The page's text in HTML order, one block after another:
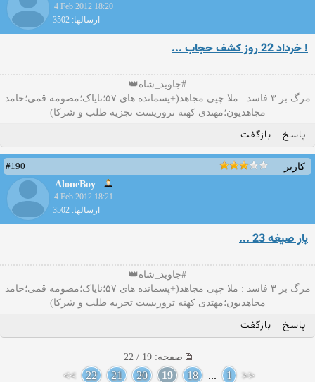
4 Feb 2012 18:20
ارسالها: 3502
! خرداد 22 روز کشف حجاب ...
#جاوید_شاه👑
مرگ بر ۳ فاسد : ملا چپی مجاهد(+پسمانده های ۵۷؛نایاک؛مصومه قمی؛حامد
مجاهدیون؛مهتدی کهنه تروریست تجزیه طلب و شرکا)
پاسخ بازگفت
کاربر
#190
AloneBoy
4 Feb 2012 18:21
ارسالها: 3502
بار صیغه 23 ...
#جاوید_شاه👑
مرگ بر ۳ فاسد : ملا چپی مجاهد(+پسمانده های ۵۷؛نایاک؛مصومه قمی؛حامد
مجاهدیون؛مهتدی کهنه تروریست تجزیه طلب و شرکا)
پاسخ بازگفت
صفحه: 19 / 22
<<
1
...
18
19
20
21
22
>>